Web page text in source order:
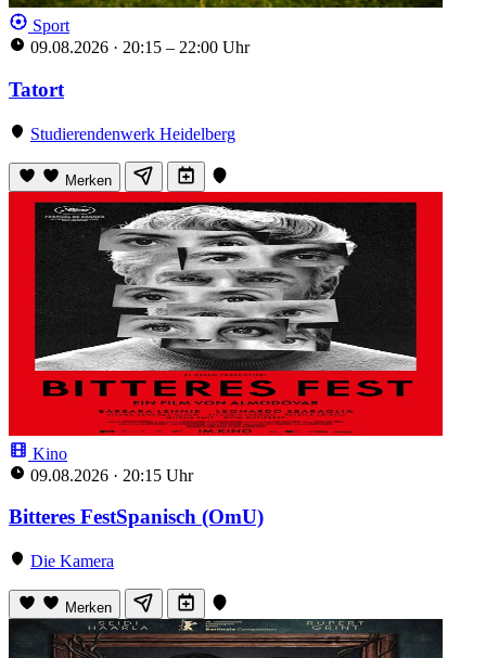
Sport
09.08.2026 · 20:15 – 22:00 Uhr
Tatort
Studierendenwerk Heidelberg
Merken
Kino
09.08.2026 · 20:15 Uhr
Bitteres FestSpanisch (OmU)
Die Kamera
Merken